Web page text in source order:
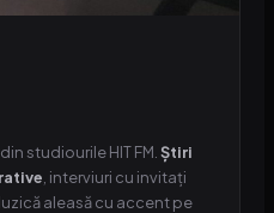
studiourile HIT FM.Știri
, interviuri cu invitați
aleasă cu accent pe